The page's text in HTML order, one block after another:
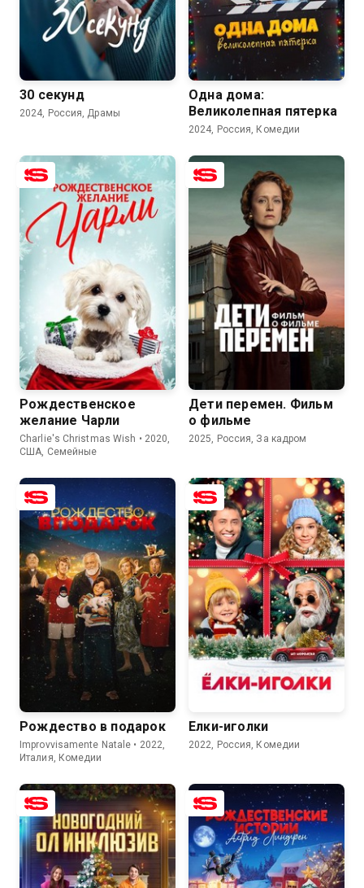
8.6
30 секунд
2024, Россия, Драмы
5.2
Одна дома:
Великолепная пятерка
2024, Россия, Комедии
6.2 4.9
Рождественское
желание Чарли
Charlie's Christmas Wish • 2020,
США, Семейные
Дети перемен. Фильм
о фильме
2025, Россия, За кадром
6.7 4.9
Рождество в подарок
Improvvisamente Natale • 2022,
Италия, Комедии
7.3 6.3
Елки-иголки
2022, Россия, Комедии